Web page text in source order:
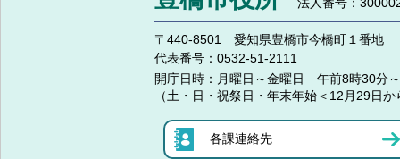
法人番号：
〒440-8501 愛知県豊橋市今橋町１番地
代表番号： 0532-51-2111
開庁日時： 月曜日～金曜日 午前8時30分
（土・日・祝祭日・年末年始＜12月29日か
各課連絡先